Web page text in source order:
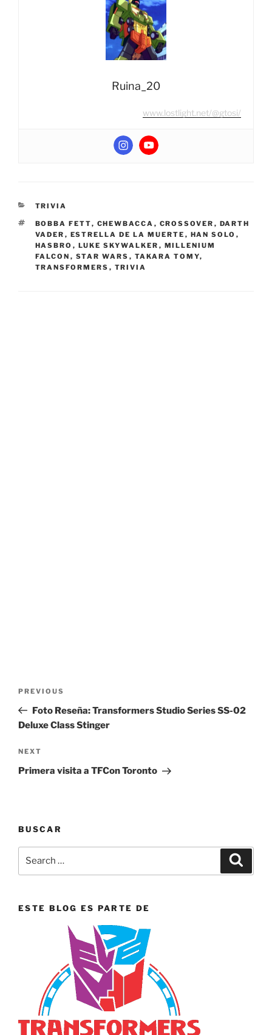
Ruina_20
www.lostlight.net/@gtosi/
CATEGORIES
TRIVIA
TAGS
BOBBA FETT, CHEWBACCA , CROSSOVER , DARTH
VADER , ESTRELLA DE LA MUERTE , HAN SOLO ,
HASBRO , LUKE SKYWALKER , MILLENIUM
FALCON , STAR WARS , TAKARA TOMY,
TRANSFORMERS , TRIVIA
Previous
Post
PREVIOUS
Foto Reseña: Transformers Studio Series SS-02
Deluxe Class Stinger
Next
Post
NEXT
Primera visita a TFCon Toronto
BUSCAR
ESTE BLOG ES PARTE DE